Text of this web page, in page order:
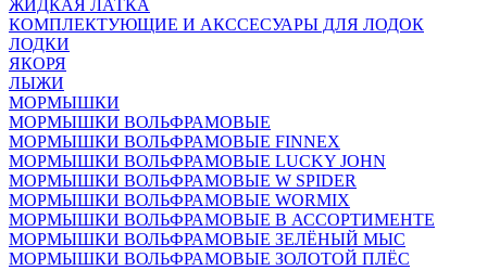
ЖИДКАЯ ЛАТКА
КОМПЛЕКТУЮЩИЕ И АКССЕСУАРЫ ДЛЯ ЛОДОК
ЛОДКИ
ЯКОРЯ
ЛЫЖИ
МОРМЫШКИ
МОРМЫШКИ ВОЛЬФРАМОВЫЕ
МОРМЫШКИ ВОЛЬФРАМОВЫЕ FINNEX
МОРМЫШКИ ВОЛЬФРАМОВЫЕ LUCKY JOHN
МОРМЫШКИ ВОЛЬФРАМОВЫЕ W SPIDER
МОРМЫШКИ ВОЛЬФРАМОВЫЕ WORMIX
МОРМЫШКИ ВОЛЬФРАМОВЫЕ В АССОРТИМЕНТЕ
МОРМЫШКИ ВОЛЬФРАМОВЫЕ ЗЕЛЁНЫЙ МЫС
МОРМЫШКИ ВОЛЬФРАМОВЫЕ ЗОЛОТОЙ ПЛЁС